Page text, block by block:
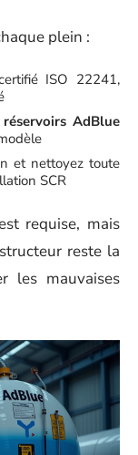
plein :
ISO 22241,
réservoirs AdBlue
et nettoyez toute
SCR
requise, mais
reste la
les mauvaises